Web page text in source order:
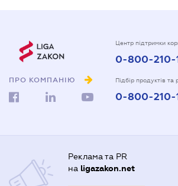
ПРО КОМПАНІЮ
Центр підтримки
0-800-210-
Підбір продуктів та
0-800-210-
Реклама та PR
на ligazakon.net